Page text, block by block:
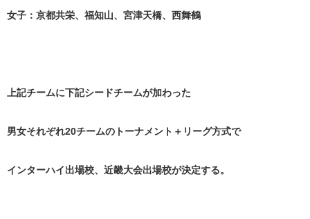
女子：京都共栄、福知山、宮津天橋、西舞鶴
上記チームに下記シードチームが加わった
男女それぞれ20チームのトーナメント＋リーグ方式で
インターハイ出場校、近畿大会出場校が決定する。